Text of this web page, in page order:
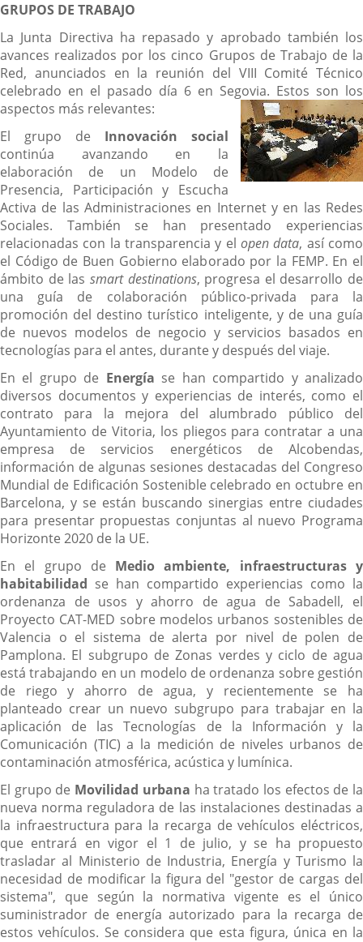
GRUPOS DE TRABAJO
La Junta Directiva ha repasado y aprobado también los
avances realizados por los cinco Grupos de Trabajo de la
Red, anunciados en la reunión del VIII Comité Técnico
celebrado en el pasado día 6 en Segovia. Estos son los
aspectos más relevantes:
El grupo de Innovación social
continúa avanzando en la
elaboración de un Modelo de
Presencia, Participación y Escucha
Activa de las Administraciones en Internet y en las Redes
Sociales. También se han presentado experiencias
relacionadas con la transparencia y el open data, así como
el Código de Buen Gobierno elaborado por la FEMP. En el
ámbito de las smart destinations, progresa el desarrollo de
una guía de colaboración público-privada para la
promoción del destino turístico inteligente, y de una guía
de nuevos modelos de negocio y servicios basados en
tecnologías para el antes, durante y después del viaje.
En el grupo de Energía se han compartido y analizado
diversos documentos y experiencias de interés, como el
contrato para la mejora del alumbrado público del
Ayuntamiento de Vitoria, los pliegos para contratar a una
empresa de servicios energéticos de Alcobendas,
información de algunas sesiones destacadas del Congreso
Mundial de Edificación Sostenible celebrado en octubre en
Barcelona, y se están buscando sinergias entre ciudades
para presentar propuestas conjuntas al nuevo Programa
Horizonte 2020 de la UE.
En el grupo de Medio ambiente, infraestructuras y
habitabilidad se han compartido experiencias como la
ordenanza de usos y ahorro de agua de Sabadell, el
Proyecto CAT-MED sobre modelos urbanos sostenibles de
Valencia o el sistema de alerta por nivel de polen de
Pamplona. El subgrupo de Zonas verdes y ciclo de agua
está trabajando en un modelo de ordenanza sobre gestión
de riego y ahorro de agua, y recientemente se ha
planteado crear un nuevo subgrupo para trabajar en la
aplicación de las Tecnologías de la Información y la
Comunicación (TIC) a la medición de niveles urbanos de
contaminación atmosférica, acústica y lumínica.
El grupo de Movilidad urbana ha tratado los efectos de la
nueva norma reguladora de las instalaciones destinadas a
la infraestructura para la recarga de vehículos eléctricos,
que entrará en vigor el 1 de julio, y se ha propuesto
trasladar al Ministerio de Industria, Energía y Turismo la
necesidad de modificar la figura del "gestor de cargas del
sistema", que según la normativa vigente es el único
suministrador de energía autorizado para la recarga de
estos vehículos. Se considera que esta figura, única en la